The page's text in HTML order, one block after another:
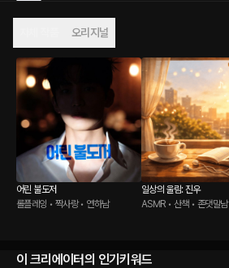
오리지널
어린 불도저
롤플레잉 • 짝사랑 • 연하남
일상의 울림: 진우
ASMR • 산책 • 존댓말남
이 크리에이터의 인기키워드